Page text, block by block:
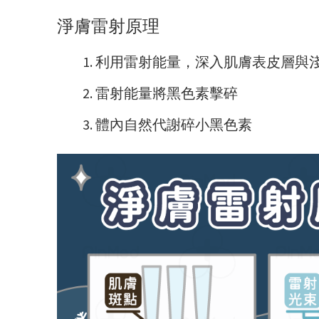
淨膚雷射原理
利用雷射能量，深入肌膚表皮層與
雷射能量將黑色素擊碎
體內自然代謝碎小黑色素